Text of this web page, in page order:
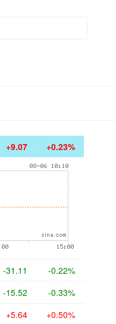
+9.07 +0.23%
-31.11 -0.22%
-15.52 -0.33%
+5.64 +0.50%